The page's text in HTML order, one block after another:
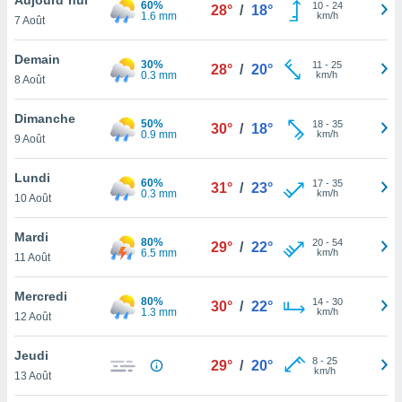
et
»,
au
vous
qu'ils
ou
le
ainsi
un
la
du
7 Août
60%
1.6 mm
28° / 18° 10- 24
km/h
Demain
8 Août
30%
0.3 mm
28° / 20° 11 - 25
km/h
Dimanche
9 Août
50%
0.9 mm
30° / 18° 18- 35
km/h
Lundi
10 Août
60%
0.3 mm
31° / 23° 17- 35
km/h
Mardi
11 Août
80%
6.5 mm
29° / 22° 20- 54
km/h
Mercredi
12 Août
80%
1.3 mm
30° / 22° 14- 30
km/h
Jeudi
13 Août
29° / 20° 8- 25
km/h